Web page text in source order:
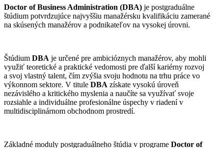
Doctor of Business Administration (DBA) je postgraduálne
štúdium potvrdzujúce najvyššiu manažérsku kvalifikáciu zamerané
na skúsených manažérov a podnikateľov na vysokej úrovni.
Štúdium DBA je určené pre ambicióznych manažérov, aby mohli
využiť teoretické a praktické vedomosti pre ďalší kariérny rozvoj
a svoj vlastný talent, čím zvýšia svoju hodnotu na trhu práce vo
výkonnom sektore. V titule DBA získate vysokú úroveň
nezávislého a kritického myslenia a naučíte sa využívať svoje
rozsiahle a individuálne profesionálne úspechy v riadení v
multidisciplinárnom obchodnom prostredí.
Základné moduly postgraduálneho štúdia v programe Doctor of